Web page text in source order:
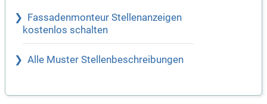
Fassadenmonteur Stellenanzeigen
kostenlos schalten
Alle Muster Stellenbeschreibungen